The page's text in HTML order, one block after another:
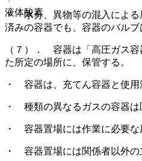
液体酸素
・ 水分、異物等の混入による
済みの容器でも、容器のバルブ
（７）． 容器は「高圧ガス
た所定の場所に、保管する。
・ 容器は、充てん容器と使用
・ 種類の異なるガスの容器は
・ 容器置場には作業に必要な
・ 容器置場には関係者以外の